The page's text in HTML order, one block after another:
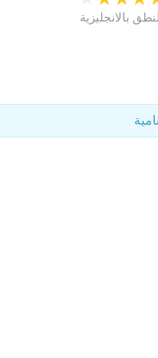
بالانجليزية